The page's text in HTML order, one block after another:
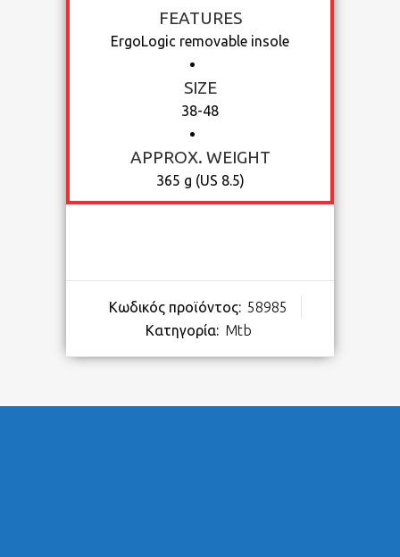
FEATURES
ErgoLogic removable insole
SIZE
38-48
APPROX. WEIGHT
365 g (US 8.5)
Κωδικός προϊόντος: 58985
Κατηγορία: Mtb